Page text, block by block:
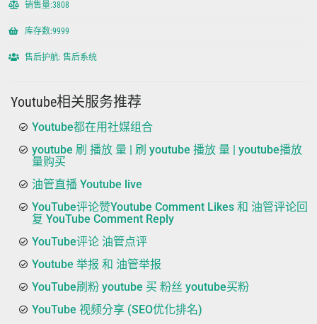
销售量:3808
库存数:9999
售后护航: 售后系统
Youtube相关服务推荐
Youtube都在用社媒组合
youtube 刷 播放 量 | 刷 youtube 播放 量 | youtube播放
量购买
油管直播 Youtube live
YouTube评论赞Youtube Comment Likes 和 油管评论回
复 YouTube Comment Reply
YouTube评论 油管点评
Youtube 举报 和 油管举报
YouTube刷粉 youtube 买 粉丝 youtube买粉
YouTube 视频分享 (SEO优化排名)